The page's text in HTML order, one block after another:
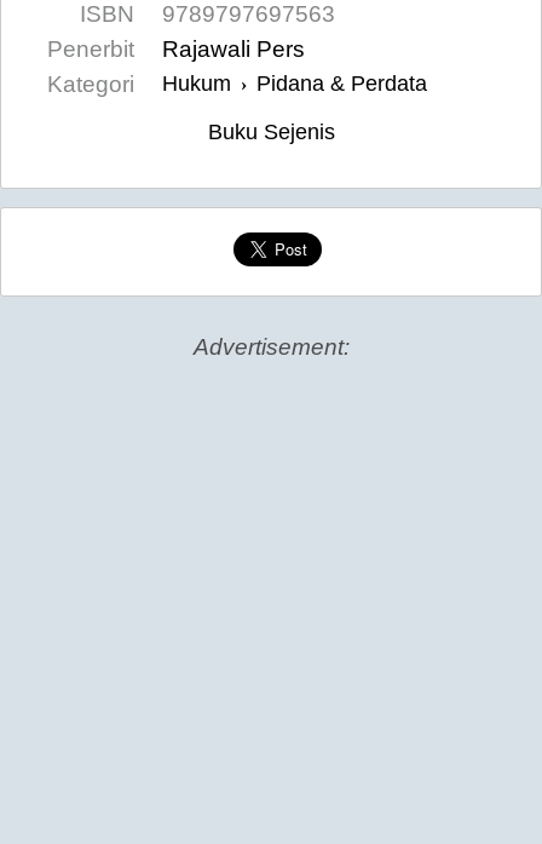
ISBN
9789797697563
Penerbit
Rajawali Pers
Kategori
Hukum › Pidana & Perdata
Buku Sejenis
Advertisement: